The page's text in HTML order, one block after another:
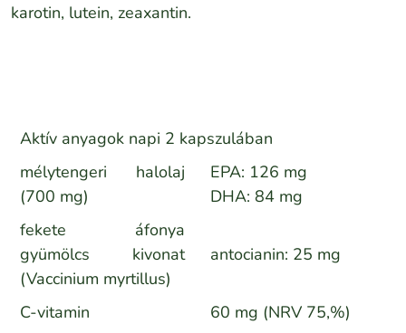
karotin, lutein, zeaxantin.
Aktív anyagok napi 2 kapszulában
mélytengeri halolaj
(700 mg)
EPA: 126 mg
DHA: 84 mg
fekete áfonya
gyümölcs kivonat
(Vaccinium myrtillus)
antocianin: 25 mg
C-vitamin
60 mg (NRV 75,%)